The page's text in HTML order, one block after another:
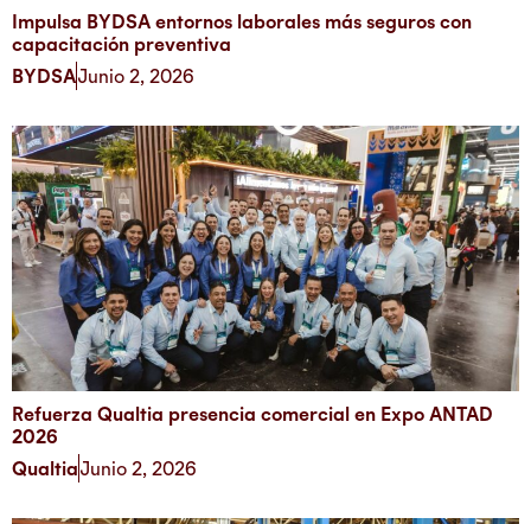
Impulsa BYDSA entornos laborales más seguros con
capacitación preventiva
BYDSAJunio 2, 2026
Refuerza Qualtia presencia comercial en Expo ANTAD
2026
QualtiaJunio 2, 2026